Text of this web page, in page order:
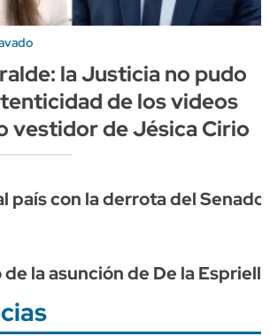
la Justicia no pudo
de los videos
vestidor de Jésica Cirio
país con la derrota del
la asunción de De la